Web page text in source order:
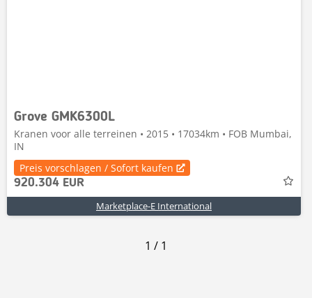
Grove GMK6300L
Kranen voor alle terreinen • 2015 • 17034km • FOB Mumbai,
IN
Preis vorschlagen / Sofort kaufen
920.304 EUR
Marketplace-E International
1 / 1